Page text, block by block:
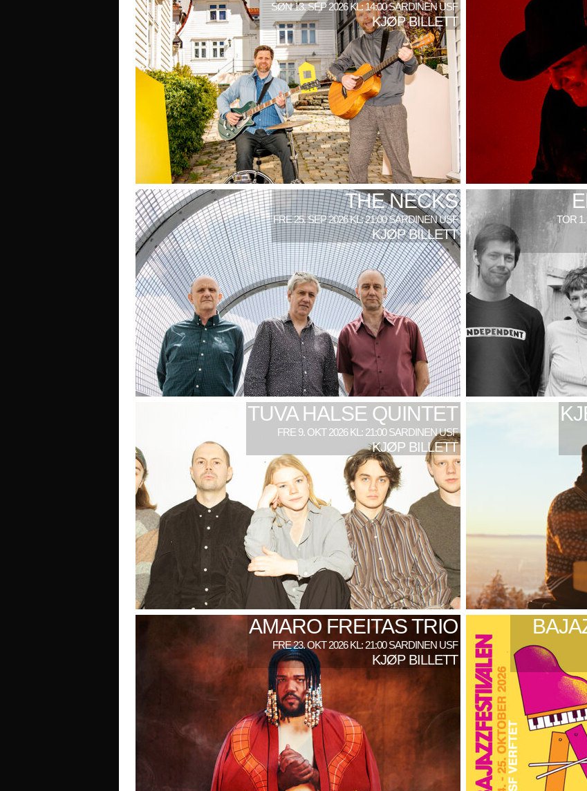
SØN 13. SEP 2026 KL: 14:00 SARDINEN USF
KJØP BILLETT
THE NECKS
FRE 25. SEP 2026 KL: 21:00 SARDINEN USF
KJØP BILLETT
TOR
TUVA HALSE QUINTET
FRE 9. OKT 2026 KL: 21:00 SARDINEN USF
KJØP BILLETT
AMARO FREITAS TRIO
FRE 23. OKT 2026 KL: 21:00 SARDINEN USF
KJØP BILLETT